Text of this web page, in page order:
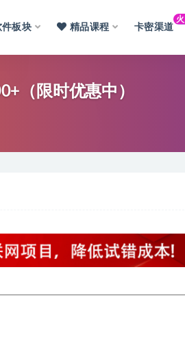
件板块 精品课程 卡密渠道
（限时优惠中）